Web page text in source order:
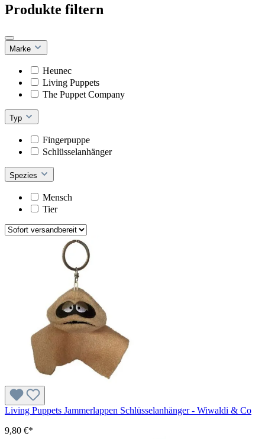
Produkte filtern
Marke
Heunec
Living Puppets
The Puppet Company
Typ
Fingerpuppe
Schlüsselanhänger
Spezies
Mensch
Tier
Living Puppets Jammerlappen Schlüsselanhänger - Wiwaldi & Co
9,80 €*